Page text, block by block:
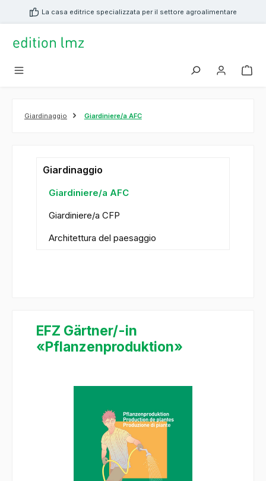
principaleLa casa editrice specializzata per il settore agroalimentare
Giardinaggio Giardiniere/a AFC
Giardinaggio
Giardiniere/a AFC
Giardiniere/a CFP
Architettura del paesaggio
EFZ Gärtner/-in
«Pflanzenproduktion»